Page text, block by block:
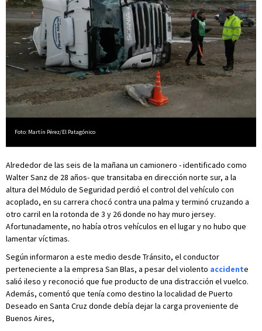
Foto: Martín Pérez/El Patagónico
Alrededor de las seis de la mañana un camionero - identificado como
Walter Sanz de 28 años- que transitaba en dirección norte sur, a la
altura del Módulo de Seguridad perdió el control del vehículo con
acoplado, en su carrera chocó contra una palma y terminó cruzando a
otro carril en la rotonda de 3 y 26 donde no hay muro jersey.
Afortunadamente, no había otros vehículos en el lugar y no hubo que
lamentar víctimas.
Según informaron a este medio desde Tránsito, el conductor
perteneciente a la empresa San Blas, a pesar del violento accidente
salió ileso y reconoció que fue producto de una distracción el vuelco.
Además, comentó que tenía como destino la localidad de Puerto
Deseado en Santa Cruz donde debía dejar la carga proveniente de
Buenos Aires,